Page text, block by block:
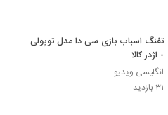
تفنگ اسباب بازی سی دا مدل توپولی
- اژدر کالا
انگلیسی ویدیو
۳۱ بازدید